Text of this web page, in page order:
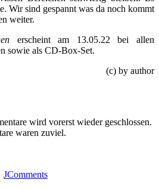
Wir sind gespannt was da noch kommt
weiter.
erscheint am 13.05.22 bei allen
sowie als CD-Box-Set.
(c) by author
wird vorerst wieder geschlossen.
waren zuviel.
JComments